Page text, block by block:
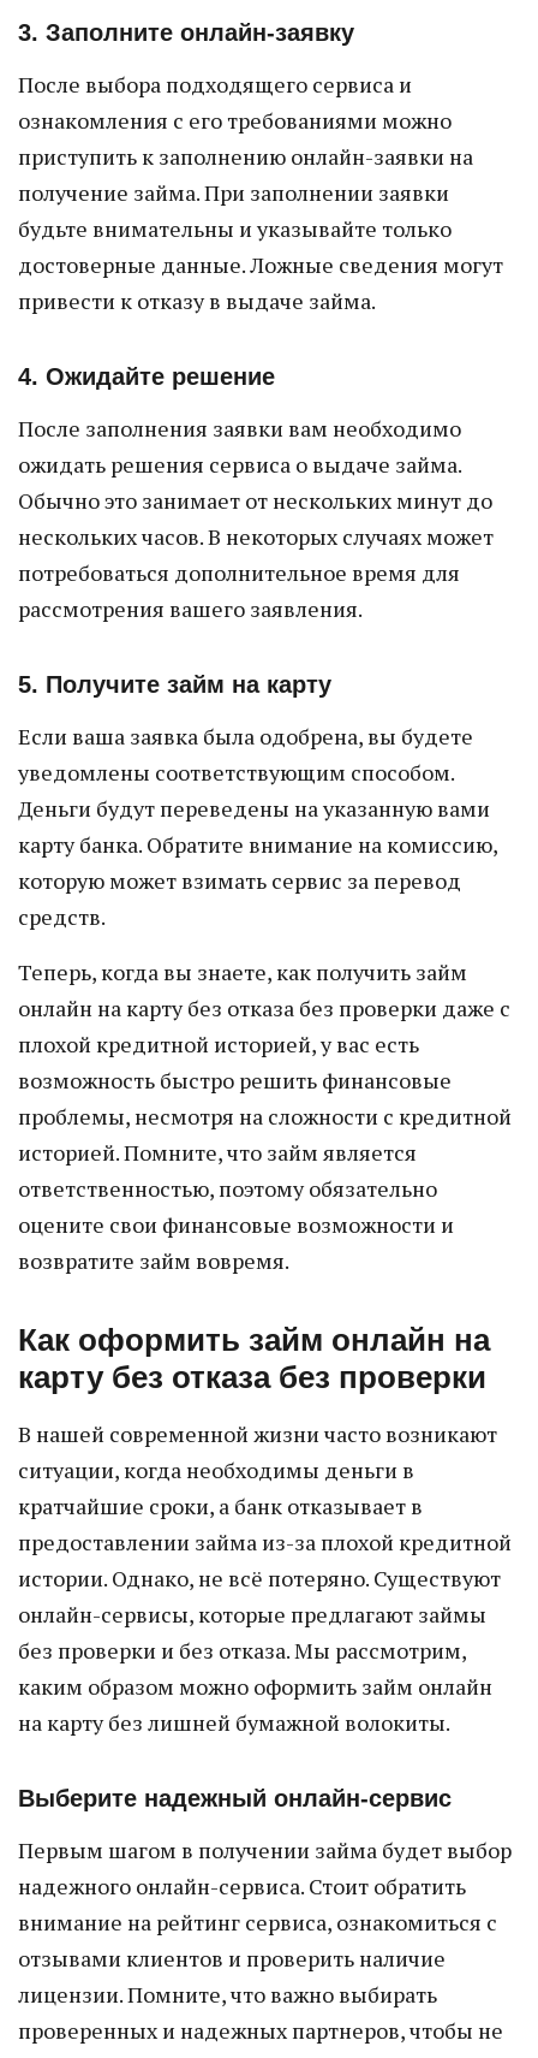
3. Заполните онлайн-заявку
После выбора подходящего сервиса и
ознакомления с его требованиями можно
приступить к заполнению онлайн-заявки на
получение займа. При заполнении заявки
будьте внимательны и указывайте только
достоверные данные. Ложные сведения могут
привести к отказу в выдаче займа.
4. Ожидайте решение
После заполнения заявки вам необходимо
ожидать решения сервиса о выдаче займа.
Обычно это занимает от нескольких минут до
нескольких часов. В некоторых случаях может
потребоваться дополнительное время для
рассмотрения вашего заявления.
5. Получите займ на карту
Если ваша заявка была одобрена, вы будете
уведомлены соответствующим способом.
Деньги будут переведены на указанную вами
карту банка. Обратите внимание на комиссию,
которую может взимать сервис за перевод
средств.
Теперь, когда вы знаете, как получить займ
онлайн на карту без отказа без проверки даже с
плохой кредитной историей, у вас есть
возможность быстро решить финансовые
проблемы, несмотря на сложности с кредитной
историей. Помните, что займ является
ответственностью, поэтому обязательно
оцените свои финансовые возможности и
возвратите займ вовремя.
Как оформить займ онлайн на
карту без отказа без проверки
В нашей современной жизни часто возникают
ситуации, когда необходимы деньги в
кратчайшие сроки, а банк отказывает в
предоставлении займа из-за плохой кредитной
истории. Однако, не всё потеряно. Существуют
онлайн-сервисы, которые предлагают займы
без проверки и без отказа. Мы рассмотрим,
каким образом можно оформить займ онлайн
на карту без лишней бумажной волокиты.
Выберите надежный онлайн-сервис
Первым шагом в получении займа будет выбор
надежного онлайн-сервиса. Стоит обратить
внимание на рейтинг сервиса, ознакомиться с
отзывами клиентов и проверить наличие
лицензии. Помните, что важно выбирать
проверенных и надежных партнеров, чтобы не